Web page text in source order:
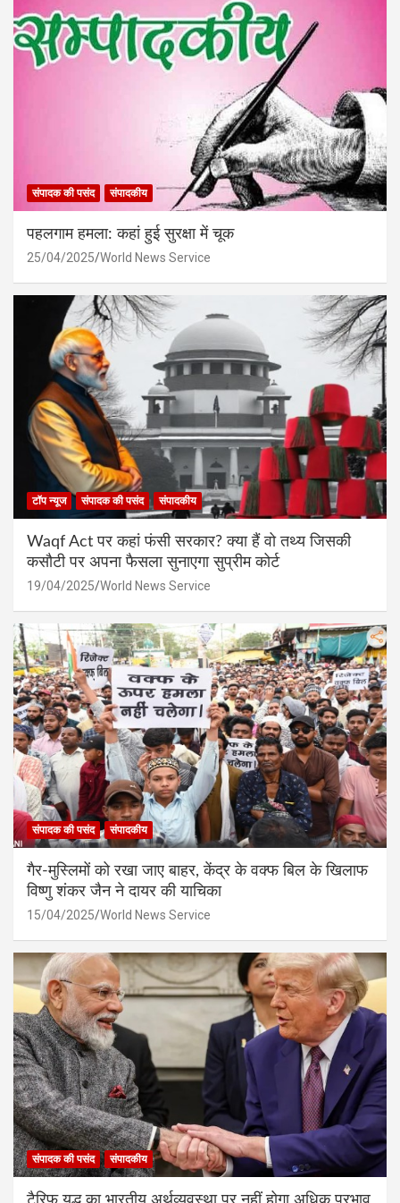
संपादक की पसंद संपादकीय
पहलगाम हमला: कहां हुई सुरक्षा में चूक
25/04/2025 World News Service
टॉप न्यूज संपादक की पसंद संपादकीय
Waqf Act पर कहां फंसी सरकार? क्या हैं वो तथ्य जिसकी
कसौटी पर अपना फैसला सुनाएगा सुप्रीम कोर्ट
19/04/2025 World News Service
संपादक की पसंद संपादकीय
गैर-मुस्लिमों को रखा जाए बाहर, केंद्र के वक्फ बिल के खिलाफ
विष्णु शंकर जैन ने दायर की याचिका
15/04/2025 World News Service
संपादक की पसंद संपादकीय